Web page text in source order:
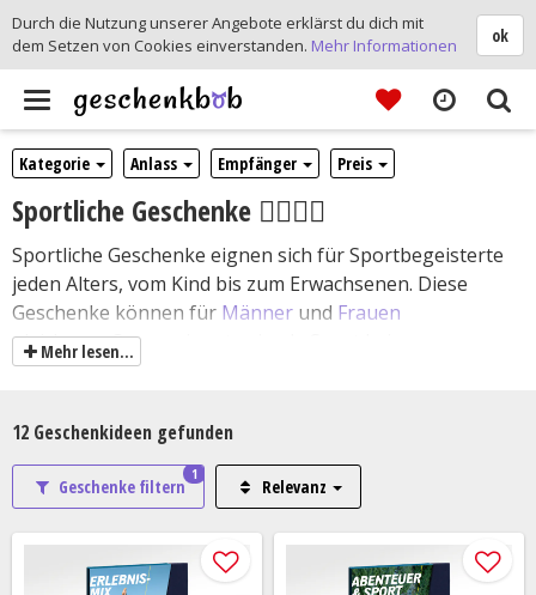
Toggle
navigation
Kategorie Anlass Empfänger Preis
Sportliche Geschenke 🏃‍♀️🏃‍♂️
Sportliche Geschenke eignen sich für Sportbegeisterte
jeden Alters, vom Kind bis zum Erwachsenen. Diese
Geschenke können für Männer und Frauen
gleichermaßen geeignet sein, da Sport keine
geschlechtsspezifische Aktivität ist. Sie sind ideal für
gerne aktiv sind. Sportliche Geschenke können auch für
sportlichen Aktivität beginnen möchten und noch nicht
über das erforderliche Equipment oder die notwendige
Motivation verfügen. Durch das Schenken von
sportlichen Geschenken kannst du ihnen eine Portion
Mehr lesen...
12 Geschenkideen gefunden
Geschenke filtern
1
Relevanz
ok
Durch die Nutzung unserer Angebote erklärst du dich mit
dem Setzen von Cookies einverstanden. Mehr Informationen